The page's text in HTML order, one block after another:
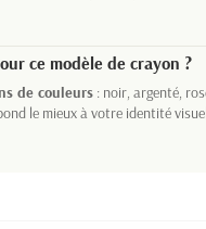
ce modèle de crayon ?
de couleurs : noir, argenté,
le mieux à votre identité